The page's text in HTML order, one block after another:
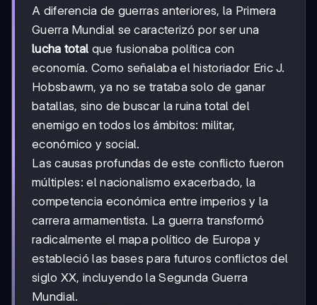
A diferencia de guerras anteriores, la Primera
Guerra Mundial se caracterizó por ser una
lucha total que fusionaba política con
economía. Como señalaba el historiador Eric J.
Hobsbawm, ya no se trataba solo de ganar
batallas, sino de buscar la ruina total del
enemigo en todos los ámbitos: militar,
económico y social.
Las causas profundas de este conflicto fueron
múltiples: el nacionalismo exacerbado, la
competencia económica entre imperios y la
carrera armamentista. La guerra transformó
radicalmente el mapa político de Europa y
estableció las bases para futuros conflictos del
siglo XX, incluyendo la Segunda Guerra
Mundial.